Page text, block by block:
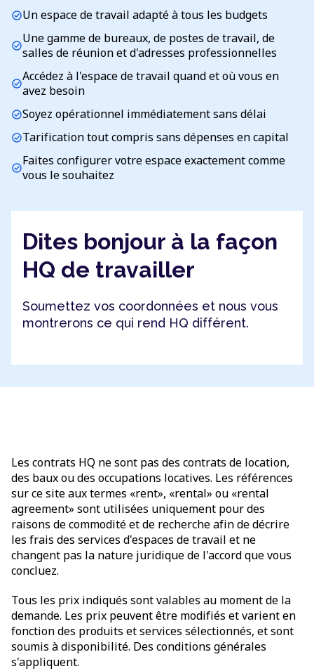
check_circleUn espace de travail adapté à tous les budgets
check_circleUne gamme de bureaux, de postes de travail, de
salles de réunion et d'adresses professionnelles
check_circleAccédez à l'espace de travail quand et où vous en
avez besoin
check_circleSoyez opérationnel immédiatement sans délai
check_circleTarification tout compris sans dépenses en capital
check_circleFaites configurer votre espace exactement comme
vous le souhaitez
Dites bonjour à la façon
HQ de travailler
Soumettez vos coordonnées et nous vous
montrerons ce qui rend HQ différent.
Les contrats HQ ne sont pas des contrats de location,
des baux ou des occupations locatives. Les références
sur ce site aux termes «rent», «rental» ou «rental
agreement» sont utilisées uniquement pour des
raisons de commodité et de recherche afin de décrire
les frais des services d'espaces de travail et ne
changent pas la nature juridique de l'accord que vous
concluez.
Tous les prix indiqués sont valables au moment de la
demande. Les prix peuvent être modifiés et varient en
fonction des produits et services sélectionnés, et sont
soumis à disponibilité. Des conditions générales
s'appliquent.